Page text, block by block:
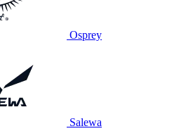
Osprey
Salewa